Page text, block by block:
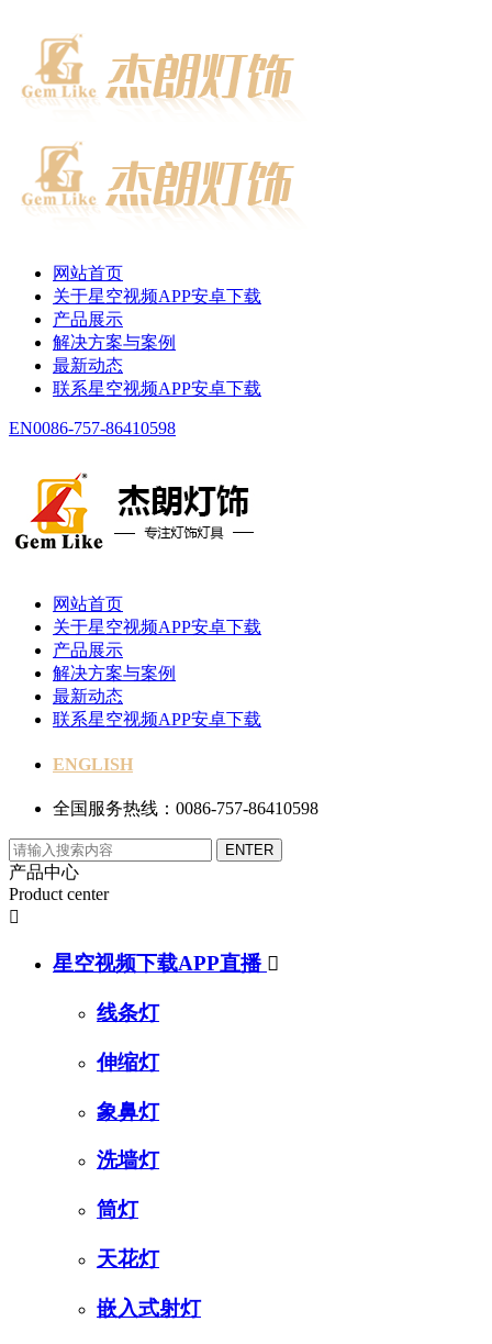
网站首页
关于星空视频APP安卓下载
产品展示
解决方案与案例
最新动态
联系星空视频APP安卓下载
EN0086-757-86410598
网站首页
关于星空视频APP安卓下载
产品展示
解决方案与案例
最新动态
联系星空视频APP安卓下载
ENGLISH
全国服务热线：0086-757-86410598
产品中心
Product center

星空视频下载APP直播 
线条灯
伸缩灯
象鼻灯
洗墙灯
筒灯
天花灯
嵌入式射灯